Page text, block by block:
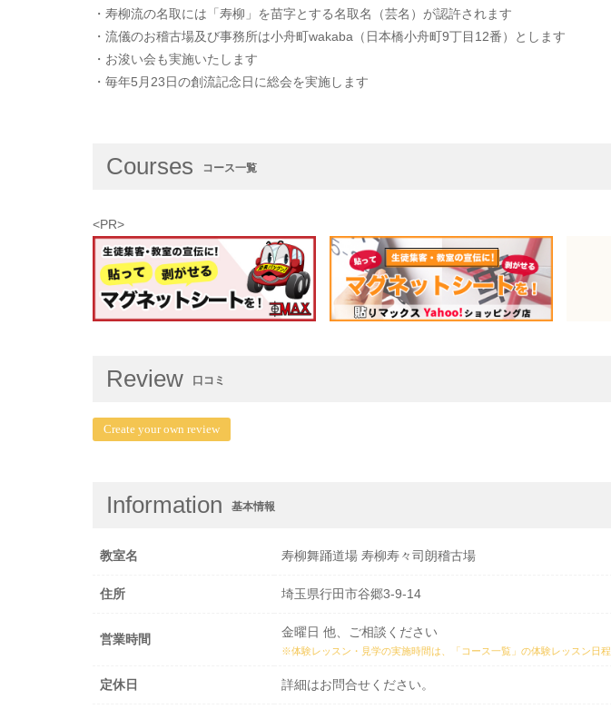
・寿柳流の名取には「寿柳」を苗字とする名取名（芸名）が認許されます
・流儀のお稽古場及び事務所は小舟町wakaba（日本橋小舟町9丁目12番）とします
・お浚い会も実施いたします
・毎年5月23日の創流記念日に総会を実施します
Courses コース一覧
<PR>
Review 口コミ
Create your own review
Information 基本情報
教室名 寿柳舞踊道場 寿柳寿々司朗稽古場
住所 埼玉県行田市谷郷3-9-14
営業時間 金曜日 他、ご相談ください
※体験レッスン・見学の実施時間は、 「コース一覧」の体験レッスン日程
定休日 詳細はお問合せください。